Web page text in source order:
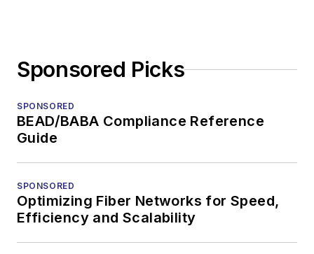
Sponsored Picks
SPONSORED
BEAD/BABA Compliance Reference
Guide
SPONSORED
Optimizing Fiber Networks for Speed,
Efficiency and Scalability